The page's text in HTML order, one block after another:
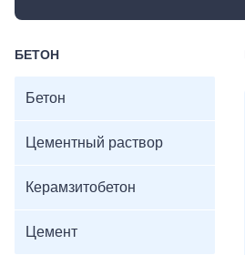
БЕТОН
Бетон
Цементный раствор
Керамзитобетон
Цемент